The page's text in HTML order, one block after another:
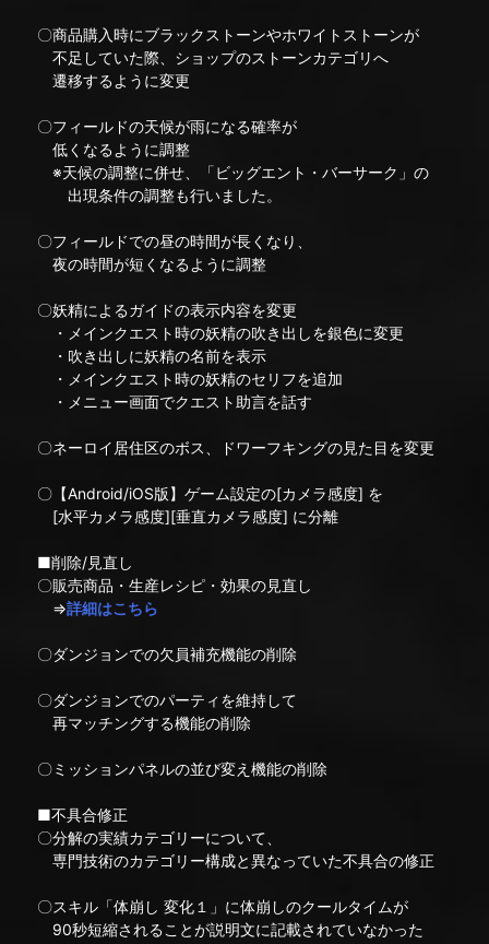
〇商品購入時にブラックストーンやホワイトストーンが
不足していた際、ショップのストーンカテゴリへ
遷移するように変更
〇フィールドの天候が雨になる確率が
低くなるように調整
※天候の調整に併せ、「ビッグエント・バーサーク」の
出現条件の調整も行いました。
〇フィールドでの昼の時間が長くなり、
夜の時間が短くなるように調整
〇妖精によるガイドの表示内容を変更
・メインクエスト時の妖精の吹き出しを銀色に変更
・吹き出しに妖精の名前を表示
・メインクエスト時の妖精のセリフを追加
・メニュー画面でクエスト助言を話す
〇ネーロイ居住区のボス、ドワーフキングの見た目を変更
〇【Android/iOS版】ゲーム設定の[カメラ感度] を
[水平カメラ感度][垂直カメラ感度] に分離
■削除/見直し
〇販売商品・生産レシピ・効果の見直し
⇒詳細はこちら
〇ダンジョンでの欠員補充機能の削除
〇ダンジョンでのパーティを維持して
再マッチングする機能の削除
〇ミッションパネルの並び変え機能の削除
■不具合修正
〇分解の実績カテゴリーについて、
専門技術のカテゴリー構成と異なっていた不具合の修正
〇スキル「体崩し 変化１」に体崩しのクールタイムが
90秒短縮されることが説明文に記載されていなかった